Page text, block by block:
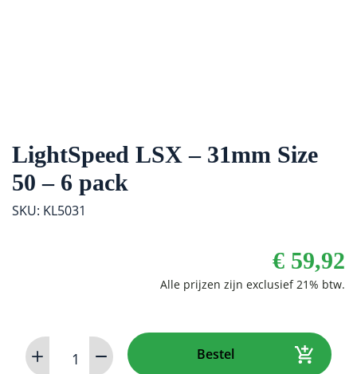
LightSpeed LSX – 31mm Size
50 – 6 pack
SKU: KL5031
€ 59,92
LightSpeed
LSX
Bestel